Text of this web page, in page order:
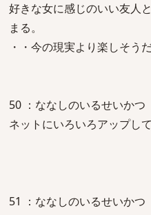
好きな女に感じのいい友人
まる。
・・今の現実より楽しそう
50 ：ななしのいるせいか
ネットにいろいろアップし
51 ：ななしのいるせいか